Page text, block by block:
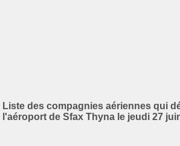
Liste des compagnies aériennes qui
l'aéroport de Sfax Thyna le jeudi 27